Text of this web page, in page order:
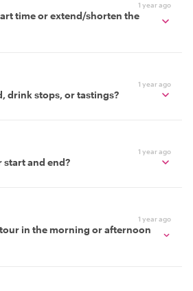
1 year ago
time or extend/shorten the
1 year ago
drink stops, or tastings?
1 year ago
start and end?
1 year ago
in the morning or afternoon